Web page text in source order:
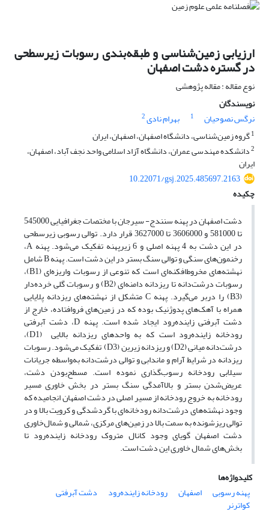
ارزیابی زمین‌شناسی و طبقه‌بندی رسوبات زیرسطحی
در گستره دشت اصفهان
نوع مقاله : مقاله پژوهشی
نویسندگان
نرگس نصوحیان
1 بهرام نادی2
1گروه زمین‌شناسی، دانشگاه اصفهان، اصفهان، ایران
2دانشکده مهندسی عمران، دانشگاه آزاد اسلامی واحد نجف آباد، اصفهان،
ایران
10.22071/gsj.2025.485697.2163
چکیده
دشت اصفهان در پهنه سنندج- سیرجان با مختصات جغرافیایی 545000
تا 581000 و 3606000 تا 3627000 قرار دارد. توالی رسوبی زیرسطحی
در این دشت به 4 پهنه اصلی و 6 زیرپهنه تفکیک می‌شود. پهنه A،
‌رخنمون‌های سنگی و توالی سنگ بستر در این دشت است. پهنه B شامل
نهشته‌های مخروط‌افکنه‌ای است که تنوعی از رسوبات واریزه‌ای (B1)،
رسوبات درشت‌دانه تا ریزدانه دامنه‌ای (B2) و رسوبات گلی خرده‌دار
(B3) را دربر می‌گیرد. پهنه C متشکل از نهشته‌های ریزدانه پلایایی
همراه با آهک‌های پدوژنیک بوده که در زمین‌های فروافتاده، خارج از
دشت آبرفتی زاینده‌رود ایجاد شده است. پهنه D، دشت آبرفتی
رودخانه زاینده‌رود است که به واحدهای ریزدانه بالایی (D1)،
درشت‌دانه میانی (D2) و ریزدانه زیرین (D3) تفکیک می‌شود. رسوبات
ریزدانه در شرایط آرام و ماندابی و توالی درشت‌دانه به‌واسطه جریانات
سیلابی رودخانه رسوب‌گذاری نموده است. مسطح‌بودن دشت،
عریض‌شدن بستر و بالاآمدگی سنگ بستر در بخش خاوری مسیر
رودخانه به خروج رودخانه از مسیر اصلی در دشت اصفهان انجامیده که
وجود نهشته‌های درشت‌دانه رودخانه‌ای با گردشدگی و کرویت بالا و در
توالی ریزشونده به سمت بالا در زمین‌های مرکزی، ‌شمالی و شمال‌خاوری
دشت اصفهان گویای وجود کانال متروک رودخانه زاینده‌رود تا
بخش‌های شمال خاوری این دشت است.
کلیدواژه‌ها
پهنه رسوبی
اصفهان رودخانه زاینده‌رود دشت آبرفتی
کواترنر